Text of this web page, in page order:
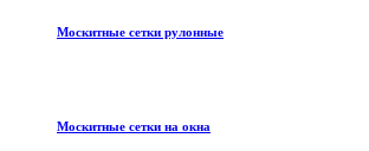
Москитные сетки рулонные
Москитные сетки на окна